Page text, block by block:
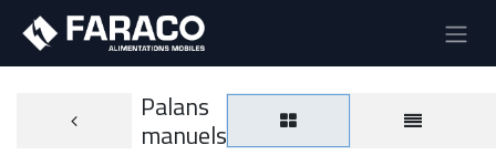
Palans
manuels